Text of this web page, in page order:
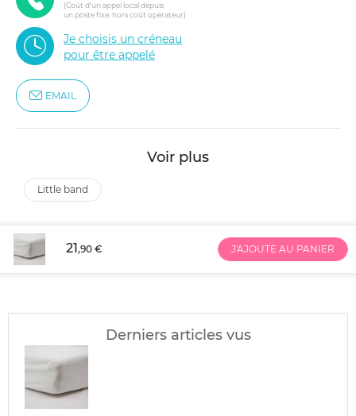
(Coût d'un appel local depuis
un poste fixe, hors coût opérateur)
Je choisis un créneau
pour être appelé
EMAIL
Voir plus
little band
21,90 € J'AJOUTE AU PANIER
Derniers articles vus